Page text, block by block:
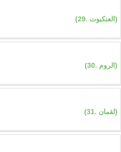
(29. العنكبوت)
(30. الروم)
(31. لقمان)